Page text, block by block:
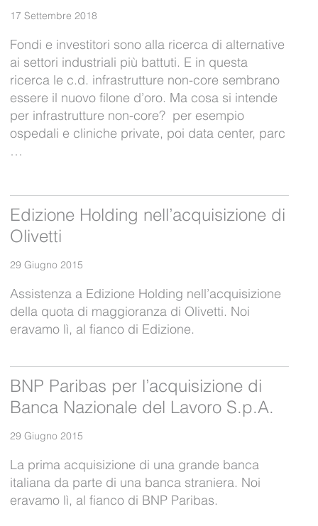
17 Settembre 2018
Fondi e investitori sono alla ricerca di alternative
ai settori industriali più battuti. E in questa
ricerca le c.d. infrastrutture non-core sembrano
essere il nuovo filone d’oro. Ma cosa si intende
per infrastrutture non-core? per esempio
ospedali e cliniche private, poi data center, parc
…
Edizione Holding nell’acquisizione di
Olivetti
29 Giugno 2015
Assistenza a Edizione Holding nell’acquisizione
della quota di maggioranza di Olivetti. Noi
eravamo lì, al fianco di Edizione.
BNP Paribas per l’acquisizione di
Banca Nazionale del Lavoro S.p.A.
29 Giugno 2015
La prima acquisizione di una grande banca
italiana da parte di una banca straniera. Noi
eravamo lì, al fianco di BNP Paribas.